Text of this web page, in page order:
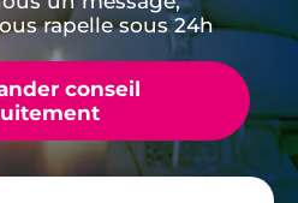
rapelle sous 24h
conseil